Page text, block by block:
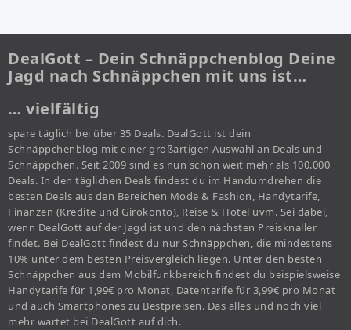
DealGott – Dein Schnäppchenblog Deine
Jagd nach Schnäppchen mit uns ist…
… vielfältig
spare täglich bei über 35 Deals. DealGott ist dein
Schnäppchenblog mit einer großartigen Auswahl an Deals und
Schnäppchen. Seit 2009 sind es nun schon weit mehr als 100.000
Deals. In den täglichen Deals findest du im Handumdrehen die
besten Deals aus den Bereichen Mode & Fashion, Handytarife,
Finanzen (Kredite und Girokonto), Reise & Hotel uvm. Sei dabei,
wenn DealGott auf der Jagd ist und den nächsten Preisknaller
findet. Bei DealGott findest du nur Schnäppchen, die mindestens
10% unter dem besten Preisvergleich liegen. Unter den besten
Schnäppchen aus dem Mobilfunkbereich findest du beispielsweise
Handytarife für 1,99€ pro Monat, Datentarife für 3,99€ pro Monat
und auch Smartphones zu Bestpreisen. Das alles und noch viel
mehr wartet bei DealGott auf dich.